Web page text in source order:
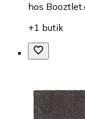
hos
+1 butik